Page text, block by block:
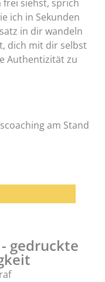
siehst, sprich
ich in Sekunden
in dir wandeln
dich mit dir selbst
Authentizität zu
am Stand
gedruckte